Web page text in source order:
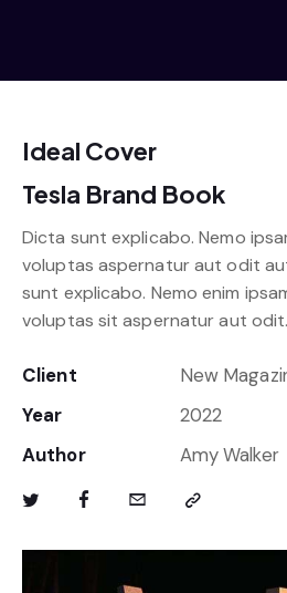
Ideal Cover
Tesla Brand Book
Dicta sunt explicabo. Nemo
voluptas aspernatur aut odit
sunt explicabo. Nemo enim
voluptas sit aspernatur aut odit.
Client
New
Year
2022
Author
Amy Walker